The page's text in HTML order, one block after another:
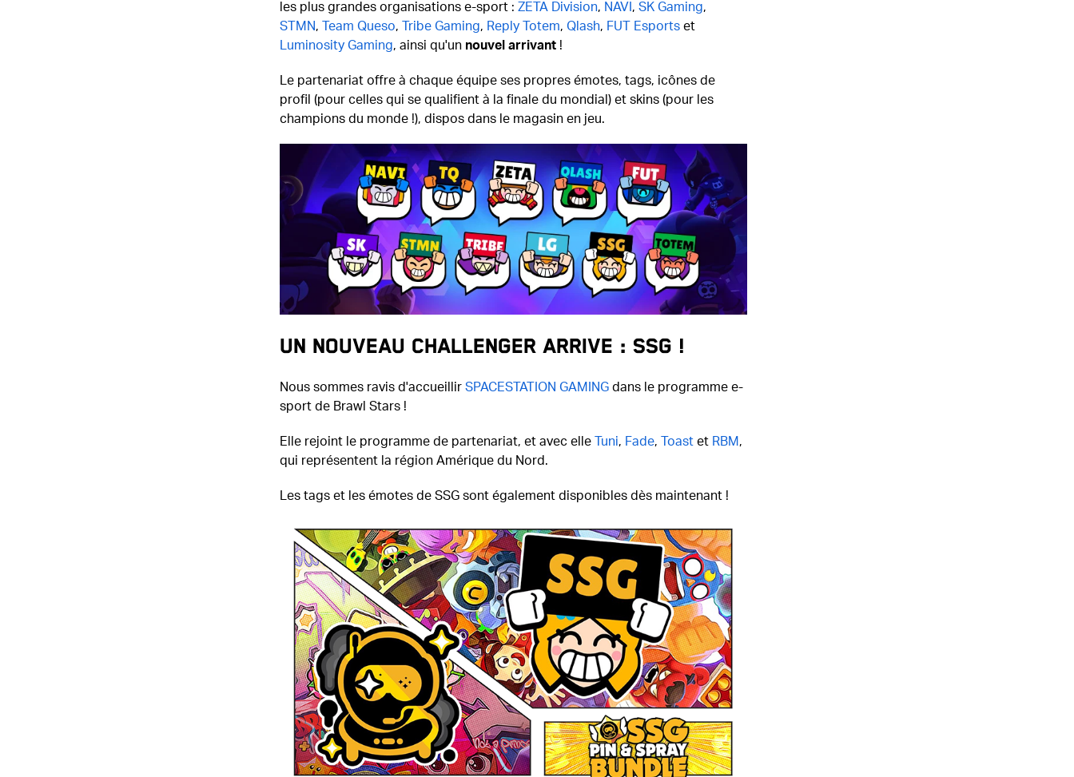
les plus grandes organisations e-sport : ZETA Division, NAVI, SK Gaming,
STMN, Team Queso, Tribe Gaming, Reply Totem, Qlash, FUT Esportset
Luminosity Gaming, ainsi qu'un nouvel arrivant!
Le partenariat offre à chaque équipe ses propres émotes, tags, icônes de
profil (pour celles qui se qualifient à la finale du mondial) et skins (pour les
champions du monde !), dispos dans le magasin en jeu.
Un nouveau challenger arrive : SSG !
Nous sommes ravis d'accueillirSPACESTATION GAMINGdans le programme e-
sport de Brawl Stars !
Elle rejoint le programme de partenariat, et avec elleTuni, Fade, Toastet RBM,
qui représentent la région Amérique du Nord.
Les tags et les émotes de SSG sont également disponibles dès maintenant !